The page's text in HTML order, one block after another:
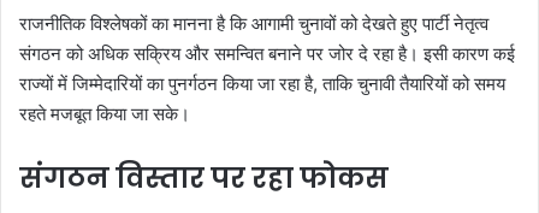
राजनीतिक विश्लेषकों का मानना है कि आगामी चुनावों को देखते हुए पार्टी नेतृत्व
संगठन को अधिक सक्रिय और समन्वित बनाने पर जोर दे रहा है। इसी कारण कई
राज्यों में जिम्मेदारियों का पुनर्गठन किया जा रहा है, ताकि चुनावी तैयारियों को समय
रहते मजबूत किया जा सके।
संगठन विस्तार पर रहा फोकस